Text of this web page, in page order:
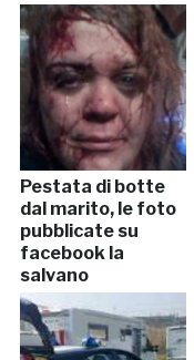
Pestata di botte
dal marito, le foto
pubblicate su
facebook la
salvano